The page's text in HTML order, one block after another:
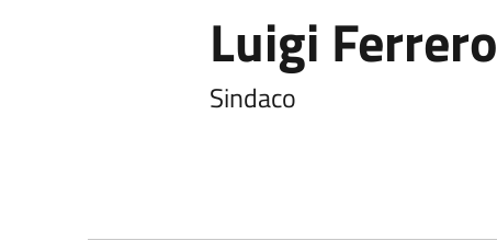
Luigi Ferrero
Sindaco